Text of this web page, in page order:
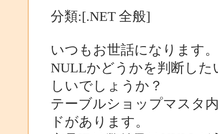
分類:[.NET 全般]
いつもお世話になります。
NULLかどうかを判断し
しいでしょうか？
テーブルショップマスタ
ドがあります。